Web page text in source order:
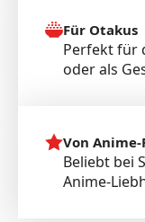
Für Otakus
Perfekt für
oder als
Von Anime-
Beliebt bei
Anime-